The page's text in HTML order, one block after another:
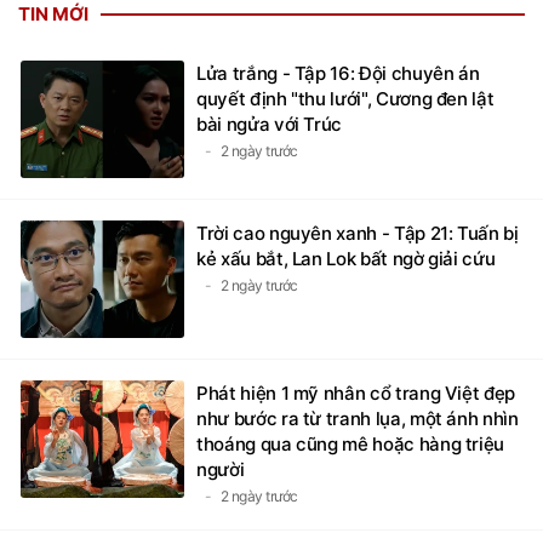
TIN MỚI
Lửa trắng - Tập 16: Đội chuyên án
quyết định "thu lưới", Cương đen lật
bài ngửa với Trúc
2 ngày trước
Trời cao nguyên xanh - Tập 21: Tuấn bị
kẻ xấu bắt, Lan Lok bất ngờ giải cứu
2 ngày trước
Phát hiện 1 mỹ nhân cổ trang Việt đẹp
như bước ra từ tranh lụa, một ánh nhìn
thoáng qua cũng mê hoặc hàng triệu
người
2 ngày trước